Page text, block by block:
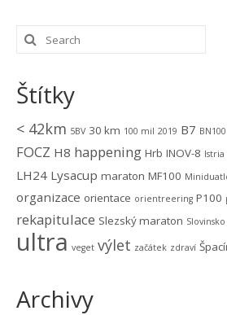
Štítky
< 42km 5BV 30 km 100 mil 2019 B7 BN100
FOCZ H8 happening Hrb INOV-8 Istria
LH24 Lysacup maraton MF100
organizace orientace orientreering P100
rekapitulace Slezský maraton Slovinsko
ultra veget výlet začátek zdraví
Archivy